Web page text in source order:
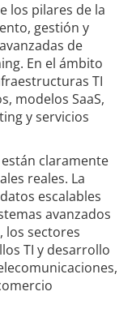
los pilares de la
gestión y
de
En el ámbito
TI
modelos SaaS,
y servicios
claramente
reales. La
escalables
avanzados
los sectores
TI y desarrollo